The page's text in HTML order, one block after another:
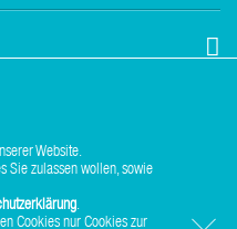
Website.
Sie zulassen wollen, sowie
.
Cookies nur Cookies zur